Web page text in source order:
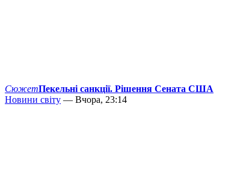
СюжетПекельні санкції. Рішення Сената США
Новини світу — Вчора, 23:14